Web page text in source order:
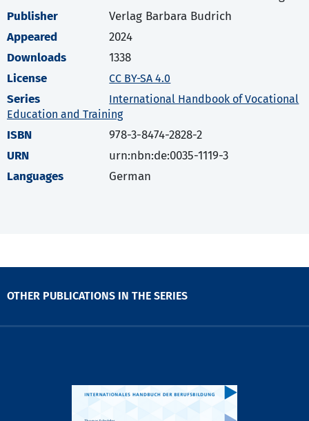
Publisher
Verlag Barbara Budrich
Appeared
2024
Downloads
1338
License
CC BY-SA 4.0
Series
International Handbook of Vocational
Education and Training
ISBN
978-3-8474-2828-2
URN
urn:nbn:de:0035-1119-3
Languages
German
OTHER PUBLICATIONS IN THE SERIES